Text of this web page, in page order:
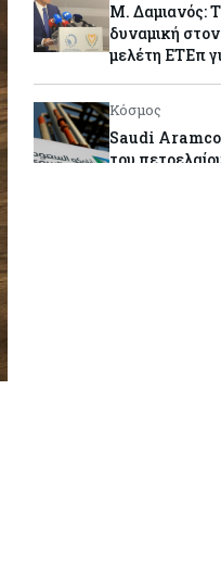
Μ. Δαμιανός:
δυναμική
μελέτη ΕΤΕπ
Κόσμος
Saudi
του